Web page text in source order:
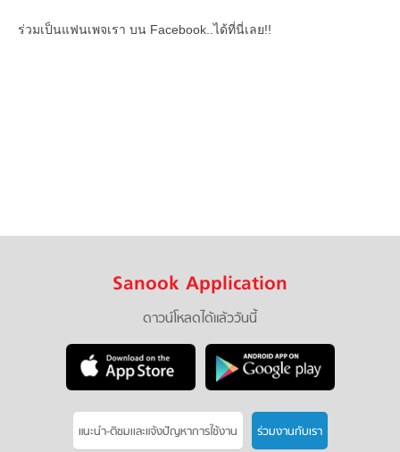
ร่วมเป็นแฟนเพจเรา บน Facebook..ได้ที่นี่เลย!!
Sanook Application
ดาวน์โหลดได้แล้ววันนี้
แนะนำ-ติชมเเละแจ้งปัญหาการใช้งาน ร่วมงานกับเรา